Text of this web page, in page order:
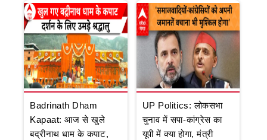
Badrinath Dham
Kapaat: आज से खुले
बद्रीनाथ धाम के कपाट,
UP Politics: लोकसभा
चुनाव में सपा-कांग्रेस का
यूपी में क्या होगा, मंत्री